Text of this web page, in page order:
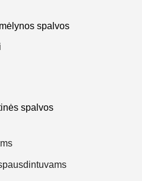
spalvos
spalvos